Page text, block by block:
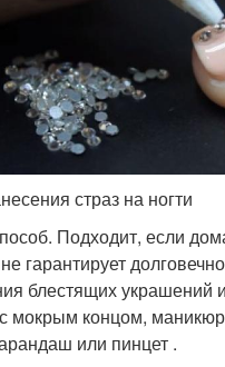
страз на ногти
Подходит, если
гарантирует
блестящих украшений
с мокрым концом,
или пинцет .